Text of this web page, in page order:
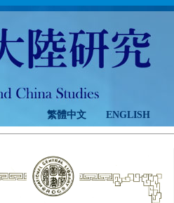
繁體中文 ENGLISH